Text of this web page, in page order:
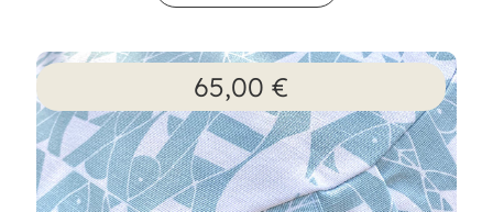
65,00 €